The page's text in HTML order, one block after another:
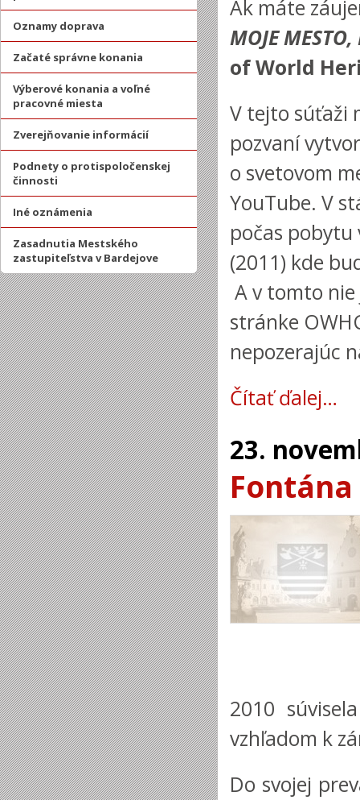
Oznamy doprava
Začaté správne konania
Výberové konania a voľné
pracovné miesta
Zverejňovanie informácií
Podnety o protispoločenskej
činnosti
Iné oznámenia
Zasadnutia Mestského
zastupiteľstva v Bardejove
Ak máte
MOJE MESTO,
of World
V tejto súťaži
pozvaní
o svetovom
YouTube. V
počas pobytu
(2011) kde
A v tomto
stránke
nepozerajúc
Čítať ďalej…
23.
2010
vzhľadom k
Do svojej